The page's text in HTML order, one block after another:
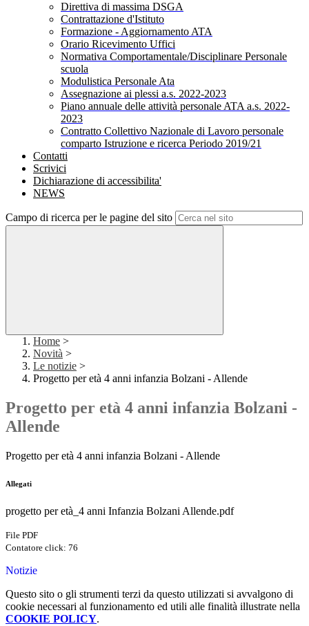
Direttiva di massima DSGA
Contrattazione d'Istituto
Formazione - Aggiornamento ATA
Orario Ricevimento Uffici
Normativa Comportamentale/Disciplinare Personale
scuola
Modulistica Personale Ata
Assegnazione ai plessi a.s. 2022-2023
Piano annuale delle attività personale ATA a.s. 2022-
2023
Contratto Collettivo Nazionale di Lavoro personale
comparto Istruzione e ricerca Periodo 2019/21
Contatti
Scrivici
Dichiarazione di accessibilita'
NEWS
Campo di ricerca per le pagine del sito
Home >
Novità >
Le notizie >
Progetto per età 4 anni infanzia Bolzani - Allende
Progetto per età 4 anni infanzia Bolzani -
Allende
Progetto per età 4 anni infanzia Bolzani - Allende
Allegati
progetto per età_4 anni Infanzia Bolzani Allende.pdf
File PDF
Contatore click: 76
Notizie
Questo sito o gli strumenti terzi da questo utilizzati si avvalgono di
cookie necessari al funzionamento ed utili alle finalità illustrate nella
COOKIE POLICY.